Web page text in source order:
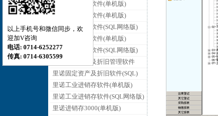
里诺会员管理软件(单机版)
里诺销售管理软件(单机版)
里诺销售管理软件(SQL网络版)
里诺采购管理软件(单机版)
里诺采购管理软件(SQL网络版)
里诺固定资产及折旧管理软件
里诺固定资产及折旧软件(SQL)
里诺工业进销存软件(单机版)
里诺工业进销存软件(SQL网络版)
里诺进销存3000(单机版)
以上手机号和微信同步，欢
迎加V咨询
电话: 0714-6252277
传真: 0714-6305599